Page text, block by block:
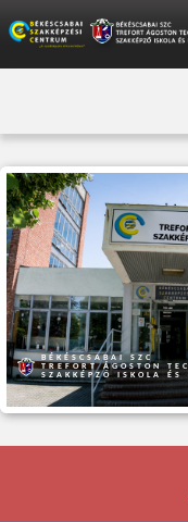
BÉKÉSCSABAI SZC
TREFORT ÁGOSTON
SZAKKÉPZŐ ISKOLA ÉS